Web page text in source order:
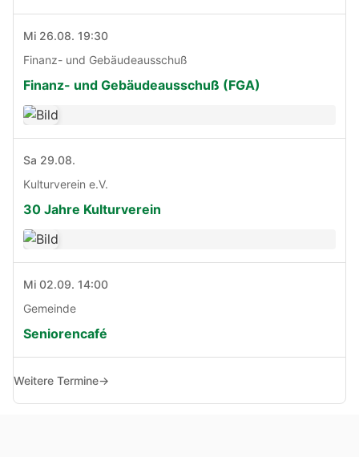
Mi 26.08. 19:30
Finanz- und Gebäudeausschuß
Finanz- und Gebäudeausschuß (FGA)
Sa 29.08.
Kulturverein e.V.
30 Jahre Kulturverein
Mi 02.09. 14:00
Gemeinde
Seniorencafé
Weitere Termine→